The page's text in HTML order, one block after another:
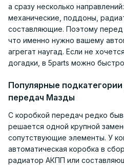
а сразу несколько
механические, поддоны,
составляющие. Поэтому перед
что именно нужно вашему
агрегат наугад. Если не
догадки, в 5parts можно
Популярные
передач Мазды
С коробкой передач редко
решается одной крупной
сопутствующие элементы. У
автоматическая коробка в
радиатор АКПП или